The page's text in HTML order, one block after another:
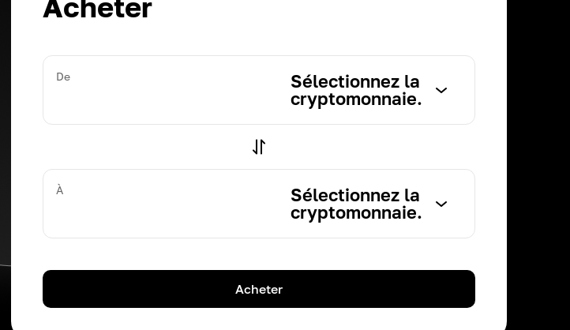
De
Sélectionnez la
cryptomonnaie.
À
Sélectionnez la
cryptomonnaie.
Acheter